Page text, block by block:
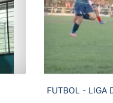
FUTBOL - LIGA